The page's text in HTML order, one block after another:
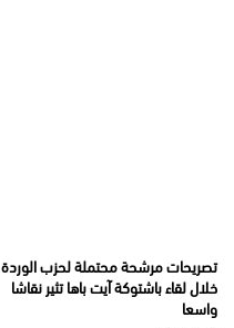
تصريحات مرشحة محتملة لحزب الوردة
خلال لقاء باشتوكة آيت باها تثير نقاشا
واسعا